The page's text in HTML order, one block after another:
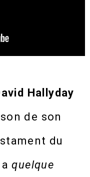
Hallyday
de son
du
aquelque